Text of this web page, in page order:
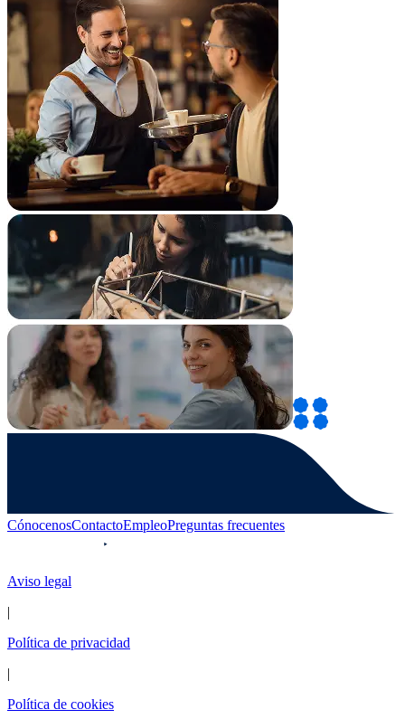
CónocenosContactoEmpleoPreguntas frecuentes
Aviso legal
|
Política de privacidad
|
Política de cookies